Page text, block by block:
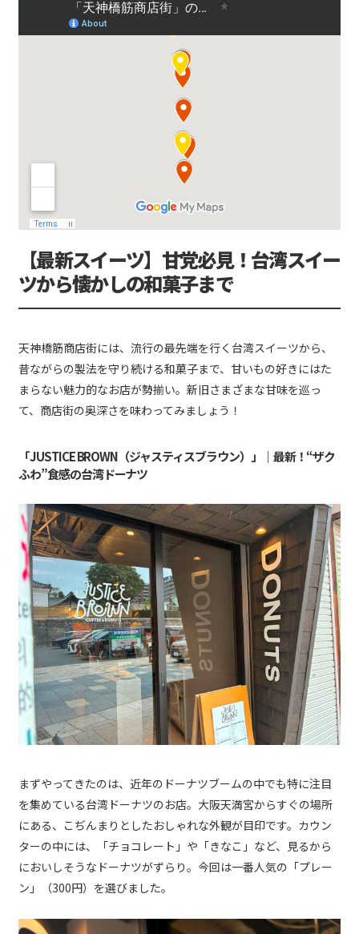
【最新スイーツ】甘党必見！台湾スイー
ツから懐かしの和菓子まで
天神橋筋商店街には、流行の最先端を行く台湾スイーツから、
昔ながらの製法を守り続ける和菓子まで、甘いもの好きにはた
まらない魅力的なお店が勢揃い。新旧さまざまな甘味を巡っ
て、商店街の奥深さを味わってみましょう！
「JUSTICE BROWN（ジャスティスブラウン）」｜最新！“ザク
ふわ”食感の台湾ドーナツ
まずやってきたのは、近年のドーナツブームの中でも特に注目
を集めている台湾ドーナツのお店。大阪天満宮からすぐの場所
にある、こぢんまりとしたおしゃれな外観が目印です。カウン
ターの中には、「チョコレート」や「きなこ」など、見るから
においしそうなドーナツがずらり。今回は一番人気の「プレー
ン」（300円）を選びました。